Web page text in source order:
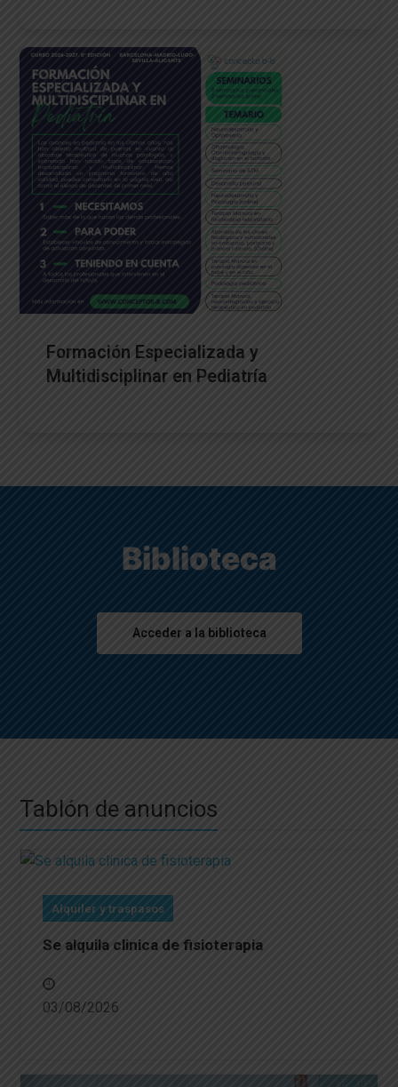
Formación Especializada y
Multidisciplinar en Pediatría
Biblioteca
Acceder a la biblioteca
Tablón de anuncios
Alquiler y traspasos
Se alquila clinica de fisioterapia
03/08/2026